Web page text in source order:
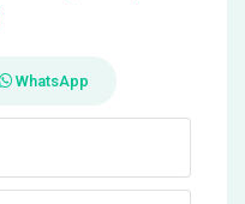
WhatsApp